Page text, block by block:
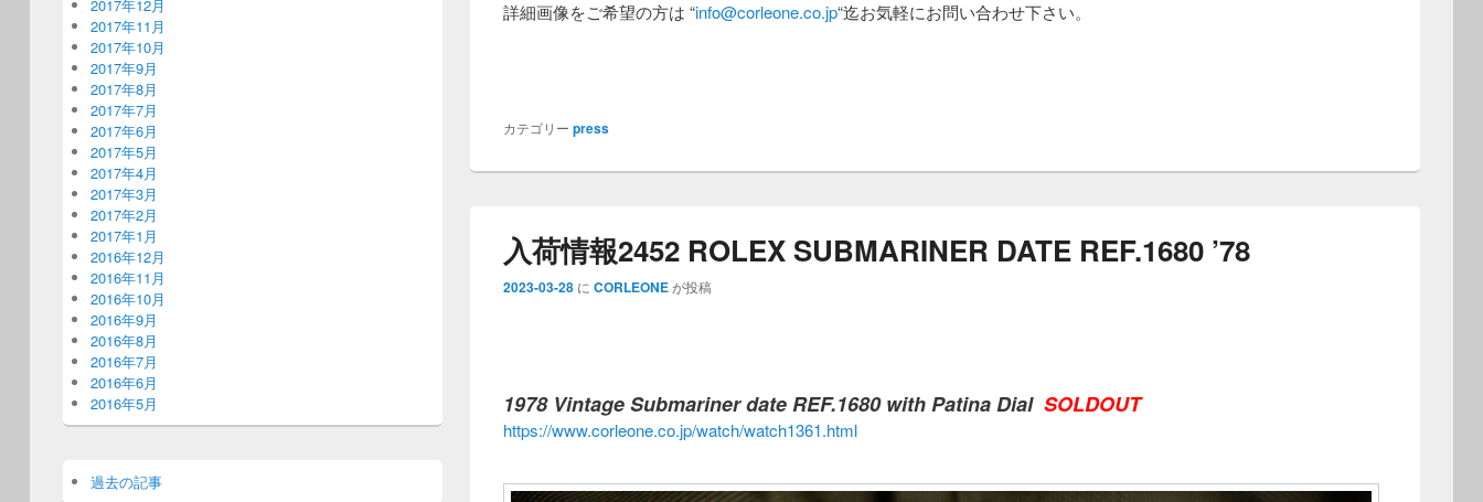
詳細画像をご希望の方は “info@corleone.co.jp“迄お気軽にお問い合わせ下さい。
カテゴリー press
入荷情報2452 ROLEX SUBMARINER DATE REF.1680 ’78
2023-03-28 に CORLEONEが投稿
1978 Vintage Submariner date REF.1680 with Patina Dial SOLDOUT
https://www.corleone.co.jp/watch/watch1361.html
2017年12月
2017年11月
2017年10月
2017年9月
2017年8月
2017年7月
2017年6月
2017年5月
2017年4月
2017年3月
2017年2月
2017年1月
2016年12月
2016年11月
2016年10月
2016年9月
2016年8月
2016年7月
2016年6月
2016年5月
過去の記事